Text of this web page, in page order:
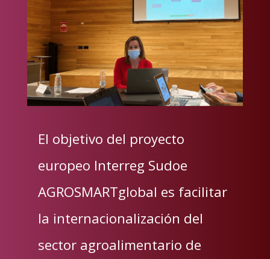
El objetivo del proyecto
europeo Interreg Sudoe
AGROSMARTglobal es facilitar
la internacionalización del
sector agroalimentario de